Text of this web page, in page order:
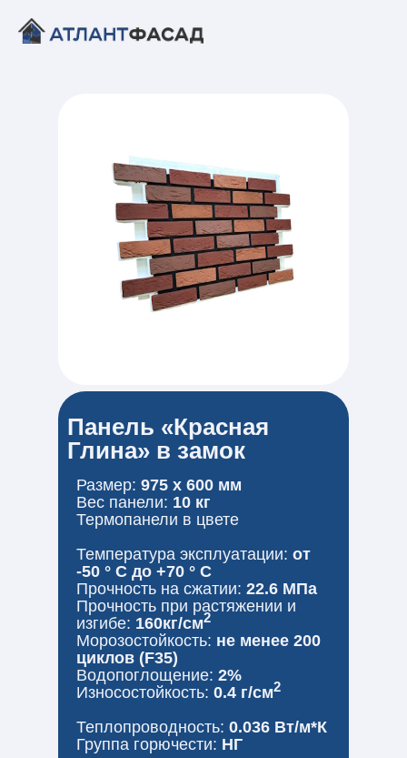
Панель «Красная
Глина» в замок
Размер: 975 x 600 мм
Вес панели: 10 кг
Термопанели в цвете
Температура эксплуатации: от
-50 ° С до +70 ° С
Прочность на сжатии: 22.6 МПа
Прочность при растяжении и
изгибе: 160кг/см2
Морозостойкость: не менее 200
циклов (F35)
Водопоглощение: 2%
Износостойкость: 0.4 г/см2
Теплопроводность: 0.036 Вт/м*К
Группа горючести: НГ